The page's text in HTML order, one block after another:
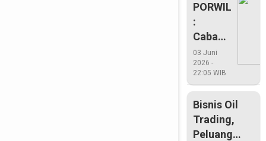
PORWIL
:
Cabang
Renang
Riau
Porwil
03 Juni
2026 -
22:05 WIB
Bisnis Oil
Trading,
Peluang